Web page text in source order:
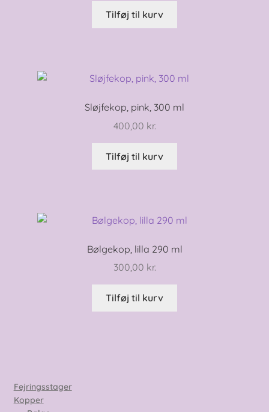
Tilføj til kurv
Sløjfekop, pink, 300 ml
400,00 kr.
Tilføj til kurv
Bølgekop, lilla 290 ml
300,00 kr.
Tilføj til kurv
Fejringsstager
Kopper